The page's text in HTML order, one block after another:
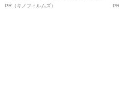
ルインタビュー“観客を魅了した
PR（キノフィルムズ）